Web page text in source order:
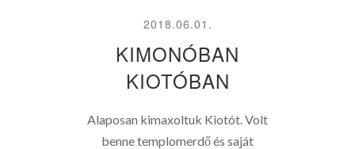
2018.06.01.
KIMONÓBAN
KIOTÓBAN
Alaposan kimaxoltuk Kiotót. Volt
benne templomerdő és saját